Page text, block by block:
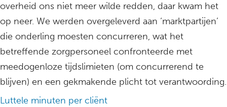
overheid ons niet meer wilde redden, daar kwam het
op neer. We werden overgeleverd aan ‘marktpartijen’
die onderling moesten concurreren, wat het
betreffende zorgpersoneel confronteerde met
meedogenloze tijdslimieten (om concurrerend te
blijven) en een gekmakende plicht tot verantwoording.
Luttele minuten per cliënt